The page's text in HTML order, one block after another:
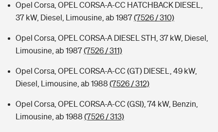
Opel Corsa, OPEL CORSA-A-CC HATCHBACK DIESEL,
37 kW, Diesel, Limousine, ab 1987(7526 / 310)
Opel Corsa, OPEL CORSA-A DIESEL STH, 37 kW, Diesel,
Limousine, ab 1987(7526 / 311)
Opel Corsa, OPEL CORSA-A-CC (GT) DIESEL, 49 kW,
Diesel, Limousine, ab 1988 (7526 / 312)
Opel Corsa, OPEL CORSA-A-CC (GSI), 74 kW, Benzin,
Limousine, ab 1988 (7526 / 313)